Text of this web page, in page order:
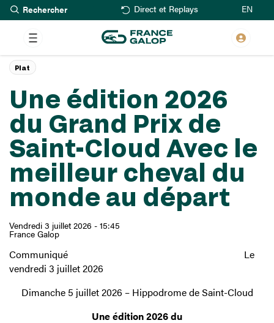
Aller
au
contenu
principal
Rechercher Direct et Replays EN
Une édition 2026
du Grand Prix de
Saint-Cloud Avec le
meilleur cheval du
monde au départ
Vendredi 3 juillet 2026 - 15:45
France Galop
Plat
Communiqué Le
vendredi 3 juillet 2026
Dimanche 5 juillet 2026 – Hippodrome de Saint-Cloud
Une édition 2026 du